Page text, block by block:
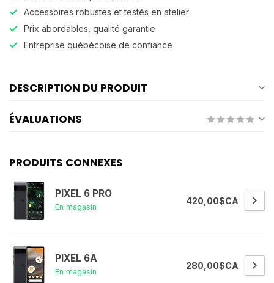
Accessoires robustes et testés en atelier
Prix abordables, qualité garantie
Entreprise québécoise de confiance
DESCRIPTION DU PRODUIT
ÉVALUATIONS
PRODUITS CONNEXES
PIXEL 6 PRO
En magasin
420,00$CA
PIXEL 6A
En magasin
280,00$CA